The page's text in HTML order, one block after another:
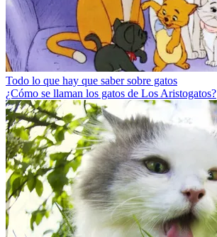
Todo lo que hay que saber sobre gatos
¿Cómo se llaman los gatos de Los Aristogatos?